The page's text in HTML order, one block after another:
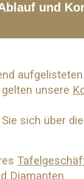
und
aufgelisteten
unsere
sich über
Diamanten